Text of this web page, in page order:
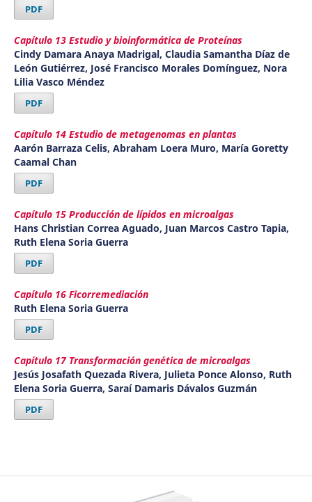
PDF
Capítulo 13 Estudio y bioinformática de Proteínas
Cindy Damara Anaya Madrigal, Claudia Samantha Díaz de
León Gutiérrez, José Francisco Morales Domínguez, Nora
Lilia Vasco Méndez
PDF
Capítulo 14 Estudio de metagenomas en plantas
Aarón Barraza Celis, Abraham Loera Muro, María Goretty
Caamal Chan
PDF
Capítulo 15 Producción de lípidos en microalgas
Hans Christian Correa Aguado, Juan Marcos Castro Tapia,
Ruth Elena Soria Guerra
PDF
Capítulo 16 Ficorremediación
Ruth Elena Soria Guerra
PDF
Capítulo 17 Transformación genética de microalgas
Jesús Josafath Quezada Rivera, Julieta Ponce Alonso, Ruth
Elena Soria Guerra, Saraí Damaris Dávalos Guzmán
PDF